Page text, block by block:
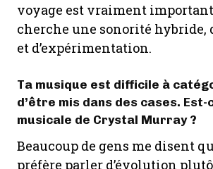
voyage est vraiment
cherche une sonorité hybride,
et d’expérimentation.
Ta musique est difficile à
d’être mis dans des cases.
musicale de Crystal Murray ?
Beaucoup de gens me disent
préfère parler d’évolution